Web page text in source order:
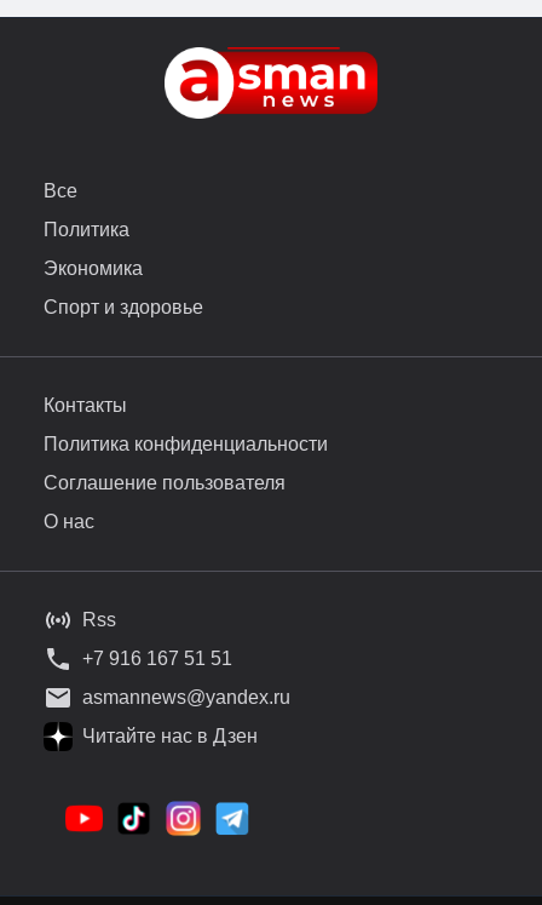
Все
Политика
Экономика
Спорт и здоровье
Контакты
Политика конфиденциальности
Соглашение пользователя
О нас
Rss
+7 916 167 51 51
asmannews@yandex.ru
Читайте нас в Дзен